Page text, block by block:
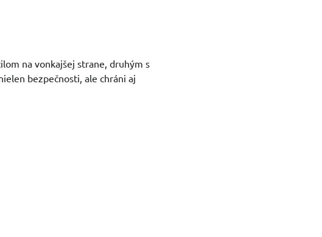
na vonkajšej strane, druhým s
bezpečnosti, ale chráni aj